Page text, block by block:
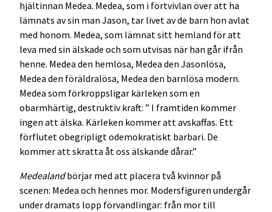
hjältinnan Medea. Medea, som i förtvivlan över att ha
lämnats av sin man Jason, tar livet av de barn hon avlat
med honom. Medea, som lämnat sitt hemland för att
leva med sin älskade och som utvisas när han går ifrån
henne. Medea den hemlösa, Medea den Jasonlösa,
Medea den föräldralösa, Medea den barnlösa modern.
Medea som förkroppsligar kärleken som en
obarmhärtig, destruktiv kraft: ” I framtiden kommer
ingen att älska. Kärleken kommer att avskaffas. Ett
förflutet obegripligt odemokratiskt barbari. De
kommer att skratta åt oss älskande dårar.”
Medealandbörjar med att placera två kvinnor på
scenen: Medea och hennes mor. Modersfiguren undergår
under dramats lopp förvandlingar: från mor till